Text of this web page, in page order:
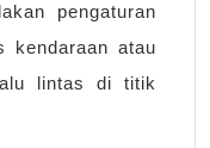
pengaturan
kendaraan atau
lintas di titik